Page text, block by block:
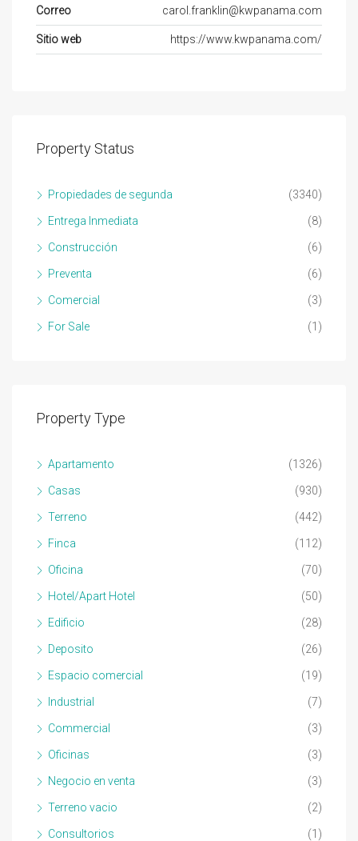
Correo carol.franklin@kwpanama.com
Sitio web https://www.kwpanama.com/
Property Status
Propiedades de segunda (3340)
Entrega Inmediata (8)
Construcción (6)
Preventa (6)
Comercial (3)
For Sale (1)
Property Type
Apartamento (1326)
Casas (930)
Terreno (442)
Finca (112)
Oficina (70)
Hotel/Apart Hotel (50)
Edificio (28)
Deposito (26)
Espacio comercial (19)
Industrial (7)
Commercial (3)
Oficinas (3)
Negocio en venta (3)
Terreno vacio (2)
Consultorios (1)